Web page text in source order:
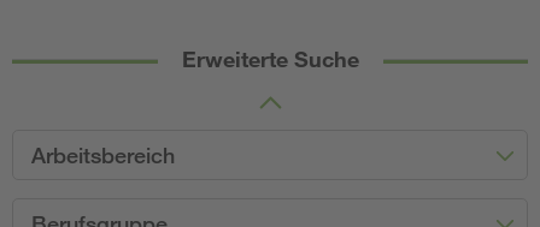
Erweiterte Suche
Arbeitsbereich